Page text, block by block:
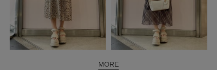
MORE